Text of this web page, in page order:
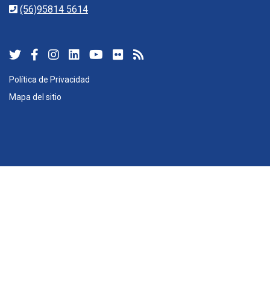
(56)95814 5614
Política de Privacidad
Mapa del sitio